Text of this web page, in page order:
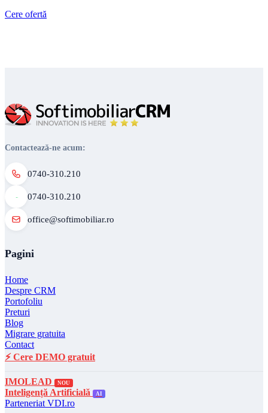
Cere ofertă
Contactează-ne acum:
0740-310.210
0740-310.210
office@softimobiliar.ro
Pagini
Home
Despre CRM
Portofoliu
Preturi
Blog
Migrare gratuita
Contact
⚡ Cere DEMO gratuit
IMOLEAD NOU
Inteligență Artificială AI
Parteneriat VDI.ro